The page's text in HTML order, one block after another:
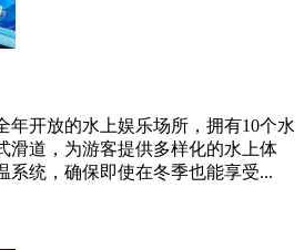
年开放的水上娱乐场所，拥有10个水
滑道，为游客提供多样化的水上体
系统，确保即使在冬季也能享受...